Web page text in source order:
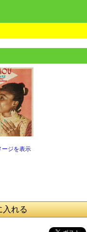
ージを表示